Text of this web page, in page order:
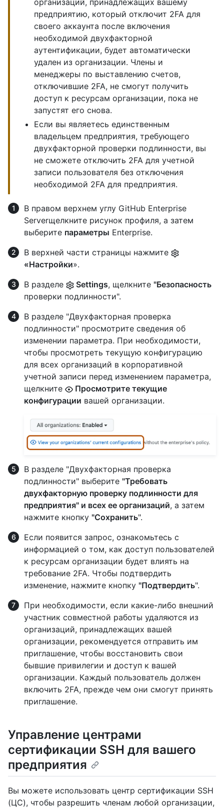
организаций, принадлежащих вашему
предприятию, который отключит 2FA для
своего аккаунта после включения
необходимой двухфакторной
аутентификации, будет автоматически
удален из организации. Члены и
менеджеры по выставлению счетов,
отключившие 2FA, не смогут получить
доступ к ресурсам организации, пока не
запустят его снова.
Если вы являетесь единственным
владельцем предприятия, требующего
двухфакторной проверки подлинности, вы
не сможете отключить 2FA для учетной
записи пользователя без отключения
необходимой 2FA для предприятия.
В правом верхнем углу GitHub Enterprise
Serverщелкните рисунок профиля, а затем
выберите параметры Enterprise.
В верхней части страницы нажмите
«Настройки».
В разделе
Settings, щелкните "Безопасность
проверки подлинности".
В разделе "Двухфакторная проверка
подлинности" просмотрите сведения об
изменении параметра. При необходимости,
чтобы просмотреть текущую конфигурацию
для всех организаций в корпоративной
учетной записи перед изменением параметра,
щелкните
Просмотрите текущие
конфигурации вашей организации.
В разделе "Двухфакторная проверка
подлинности" выберите "Требовать
двухфакторную проверку подлинности для
предприятия" и всех ее организаций, а затем
нажмите кнопку "Сохранить".
Если появится запрос, ознакомьтесь с
информацией о том, как доступ пользователей
к ресурсам организации будет влиять на
требование 2FA. Чтобы подтвердить
изменение, нажмите кнопку "Подтвердить".
При необходимости, если какие-либо внешний
участник совместной работы удаляются из
организаций, принадлежащих вашей
организации, рекомендуется отправить им
приглашение, чтобы восстановить свои
бывшие привилегии и доступ к вашей
организации. Каждый пользователь должен
включить 2FA, прежде чем они смогут принять
приглашение.
Управление центрами
сертификации SSH для вашего
предприятия
Вы можете использовать центр сертификации SSH
(ЦС), чтобы разрешить членам любой организации,